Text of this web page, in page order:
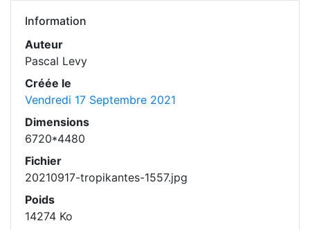
Information
Auteur
Pascal Levy
Créée le
Vendredi 17 Septembre 2021
Dimensions
6720*4480
Fichier
20210917-tropikantes-1557.jpg
Poids
14274 Ko